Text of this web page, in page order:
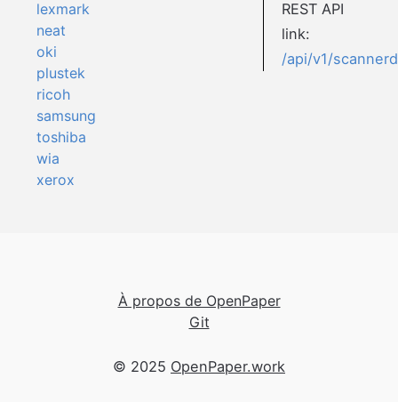
lexmark
neat
oki
plustek
ricoh
samsung
toshiba
wia
xerox
REST API
link:
/api/v1/
À propos de OpenPaper
Git
© 2025 OpenPaper.work